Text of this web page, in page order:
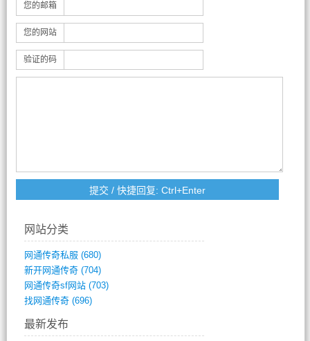
您的邮箱
您的网站
验证的码
网站分类
网通传奇私服 (680)
新开网通传奇(704)
网通传奇sf网站(703)
找网通传奇(696)
最新发布